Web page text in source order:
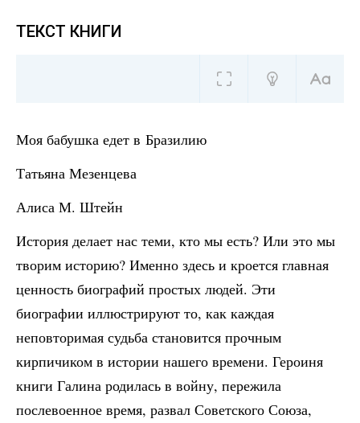
ТЕКСТ КНИГИ
Моя бабушка едет в Бразилию
Татьяна Мезенцева
Алиса М. Штейн
История делает нас теми, кто мы есть? Или это мы
творим историю? Именно здесь и кроется главная
ценность биографий простых людей. Эти
биографии иллюстрируют то, как каждая
неповторимая судьба становится прочным
кирпичиком в истории нашего времени. Героиня
книги Галина родилась в войну, пережила
послевоенное время, развал Советского Союза,